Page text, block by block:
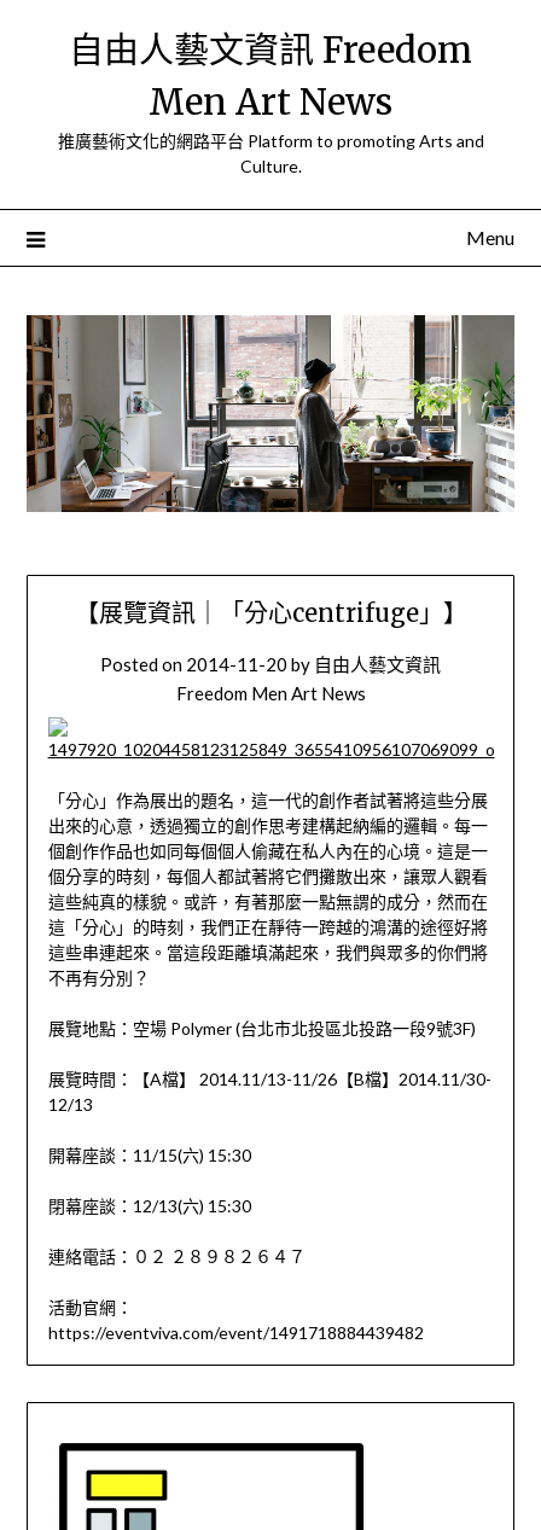
自由人藝文資訊 Freedom
Men Art News
推廣藝術文化的網路平台 Platform to promoting Arts and
Culture.
Menu
【展覽資訊｜「分心centrifuge」】
Posted on 2014-11-20 by 自由人藝文資訊
Freedom Men Art News
「分心」作為展出的題名，這一代的創作者試著將這些分展
出來的心意，透過獨立的創作思考建構起納編的邏輯。每一
個創作作品也如同每個個人偷藏在私人內在的心境。這是一
個分享的時刻，每個人都試著將它們攤散出來，讓眾人觀看
這些純真的樣貌。或許，有著那麼一點無謂的成分，然而在
這「分心」的時刻，我們正在靜待一跨越的鴻溝的途徑好將
這些串連起來。當這段距離填滿起來，我們與眾多的你們將
不再有分別？
展覽地點：空場 Polymer (台北市北投區北投路一段9號3F)
展覽時間：【A檔】 2014.11/13-11/26【B檔】2014.11/30-
12/13
開幕座談：11/15(六) 15:30
閉幕座談：12/13(六) 15:30
連絡電話：０２ ２８９８２６４７
活動官網：
https://eventviva.com/event/1491718884439482